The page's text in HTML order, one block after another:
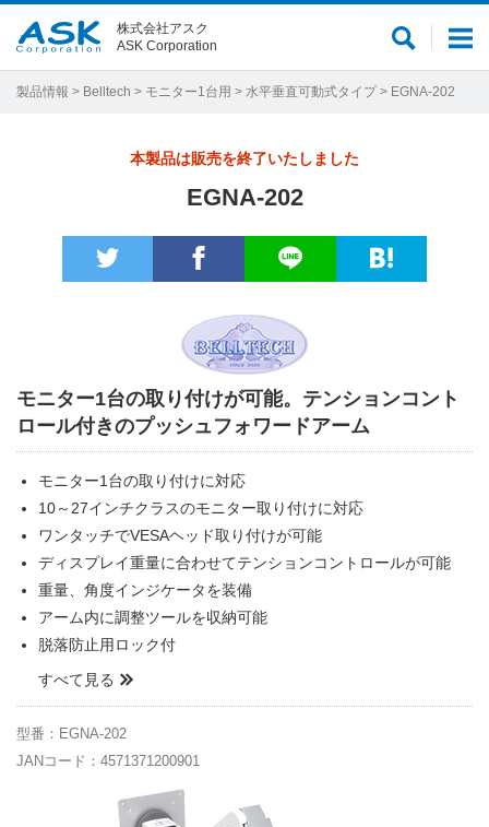
メ
ュ
サ
ト
株式会社アスク
ASK Corporation
製品情報 > Belltech > モニター1台用 > 水平垂直可動式タイプ> EGNA-202
本製品は販売を終了いたしました
EGNA-202
モニター1台の取り付けが可能。テンションコント
ロール付きのプッシュフォワードアーム
モニター1台の取り付けに対応
10～27インチクラスのモニター取り付けに対応
ワンタッチでVESAヘッド取り付けが可能
ディスプレイ重量に合わせてテンションコントロールが可能
重量、角度インジケータを装備
アーム内に調整ツールを収納可能
脱落防止用ロック付
すべて見る
型番：EGNA-202
JANコード：4571371200901